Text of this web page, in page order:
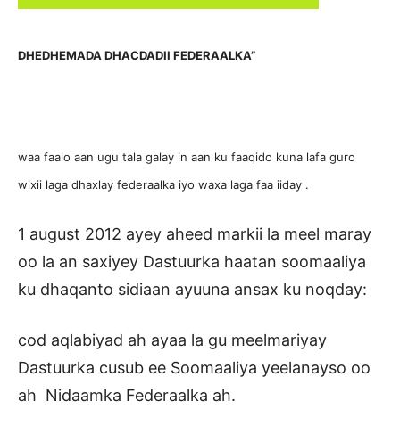
DHEDHEMADA DHACDADII FEDERAALKA”
waa faalo aan ugu tala galay in aan ku faaqido kuna lafa guro
wixii laga dhaxlay federaalka iyo waxa laga faa iiday .
1 august 2012 ayey aheed markii la meel maray
oo la an saxiyey Dastuurka haatan soomaaliya
ku dhaqanto sidiaan ayuuna ansax ku noqday:
cod aqlabiyad ah ayaa la gu meelmariyay
Dastuurka cusub ee Soomaaliya yeelanayso oo
ah Nidaamka Federaalka ah.